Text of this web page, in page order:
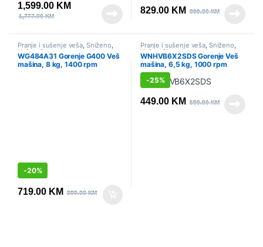
1,599.00 KM
1,777.00KM
829.00 KM 999.00KM
Pranje i sušenje veša, Sniženo,
Veš mašine
WG484A31 Gorenje G400 Veš
mašina, 8 kg, 1400 rpm
-20%
719.00 KM 899.00KM
Pranje i sušenje veša, Sniženo,
Veš mašine
WNHVB6X2SDS Gorenje Veš
mašina, 6,5 kg, 1000 rpm
-25%
449.00 KM 599.00KM